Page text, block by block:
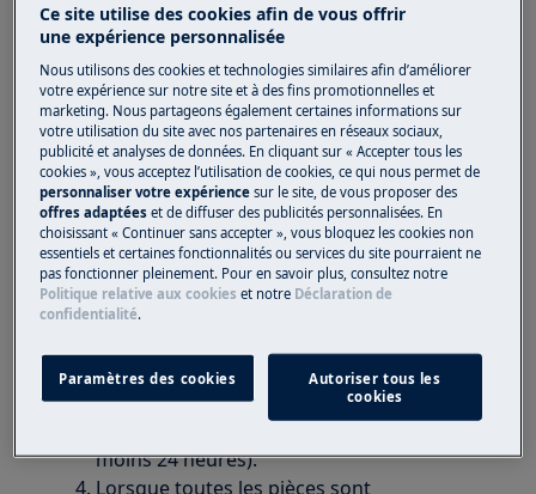
pelouse sur le balcon, salle de bain, cuisine,
parapluie mouillé devant la porte, animaux,
etc.).
Si vous remarquez que vous avez aspiré du
liquide pendant le nettoyage, veuillez suivre
les mesures ci-dessous :
Ne jamais replacer l'appareil sur la station
de charge.
Eteindre l'appareil et retirer l'unité
manuelle de la partie balai (suivant le
Retirer tous les filtres de la partie à main et
du bac à poussière, si nécessaire les rincer
moins 24 heures).
Lorsque toutes les pièces sont
Ce site utilise des cookies afin de vous offrir
une expérience personnalisée
Nous utilisons des cookies et technologies similaires afin d’améliorer
votre expérience sur notre site et à des fins promotionnelles et
marketing. Nous partageons également certaines informations sur
votre utilisation du site avec nos partenaires en réseaux sociaux,
publicité et analyses de données. En cliquant sur « Accepter tous les
cookies », vous acceptez l’utilisation de cookies, ce qui nous permet de
personnaliser votre expériencesur le site, de vous proposer des
offres adaptées et de diffuser des publicités personnalisées. En
choisissant « Continuer sans accepter », vous bloquez les cookies non
essentiels et certaines fonctionnalités ou services du site pourraient ne
pas fonctionner pleinement. Pour en savoir plus, consultez notre
Politique relative aux cookies et notre Déclaration de
confidentialité.
Paramètres des cookies
Autoriser tous les
cookies